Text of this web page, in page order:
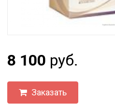
8 100 руб.
Заказать